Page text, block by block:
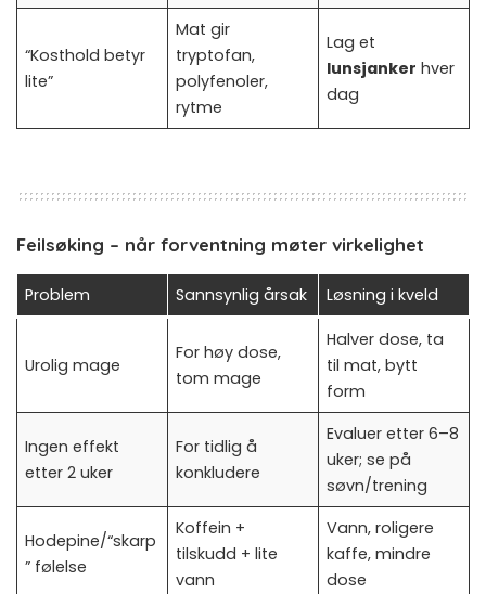
“Kosthold betyr
lite”
Mat gir
tryptofan,
polyfenoler,
rytme
Lag et
lunsjanker hver
dag
Feilsøking – når forventning møter virkelighet
Problem Sannsynlig årsak Løsning i kveld
Urolig mage
For høy dose,
tom mage
Halver dose, ta
til mat, bytt
form
Ingen effekt
etter 2 uker
For tidlig å
konkludere
Evaluer etter 6–8
uker; se på
søvn/trening
Hodepine/“skarp
” følelse
Koffein +
tilskudd + lite
vann
Vann, roligere
kaffe, mindre
dose